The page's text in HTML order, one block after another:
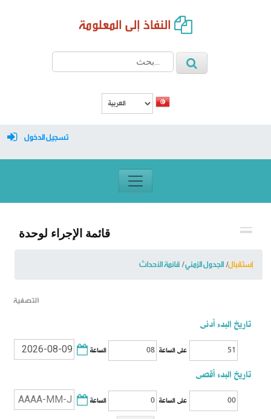
تسجيل الدخول
معرف تسجيل الدخول
نسيت كلمة المرور
قائمة الإجراء لوحدة
إستقبال الجدول الزمني قائمة الأحداث
التصفية
تاريخ البدء أدنى
على الساعة
تاريخ البدء أقصى
على الساعة